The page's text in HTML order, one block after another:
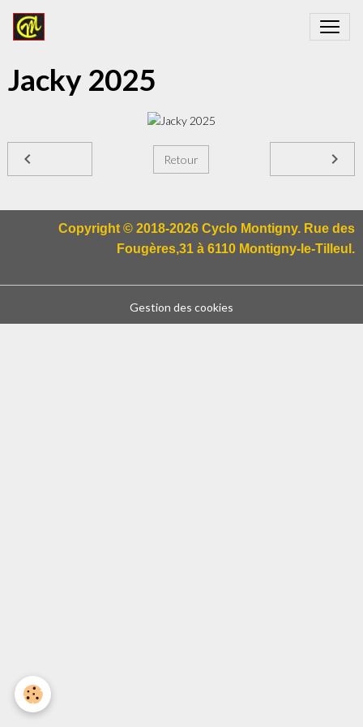
Jacky 2025
Retour
Copyright © 2018-2026 Cyclo Montigny. Rue des
Fougères,31 à 6110 Montigny-le-Tilleul.
Gestion des cookies